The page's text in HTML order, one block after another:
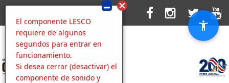
El componente LESCO
requiere de algunos
segundos para entrar en
funcionamiento.
Si desea cerrar (desactivar) el
componente de sonido y